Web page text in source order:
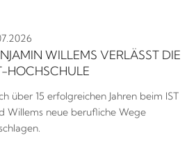
WILLEMS VERLÄSST DIE
HOCHSCHULE
über 15 erfolgreichen Jahren beim IST
Willems neue berufliche Wege